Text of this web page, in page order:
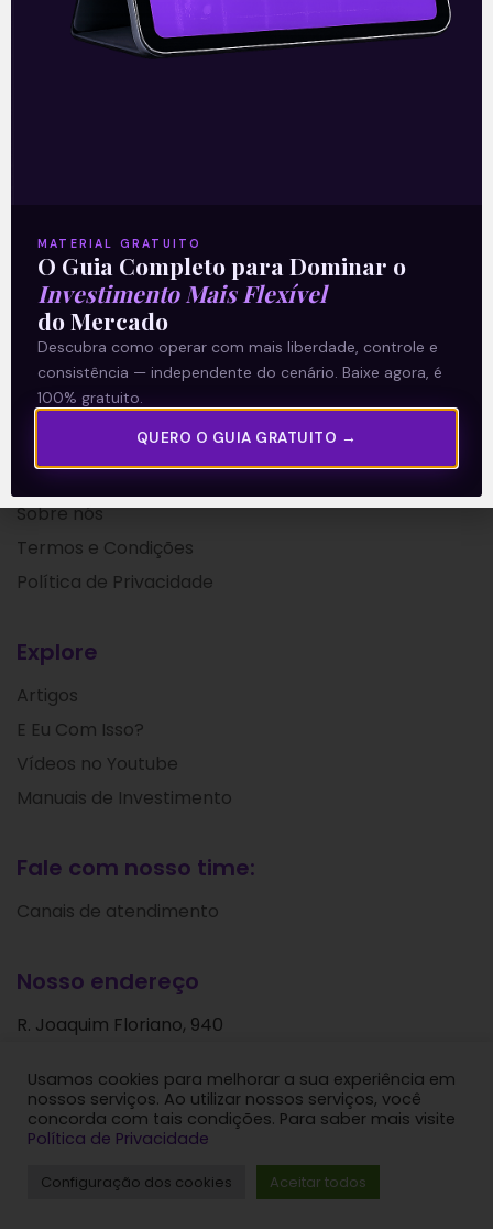
Resultado da Adidas do 1T21
07/05/2021
A Levante
Sobre nós
Termos e Condições
Política de Privacidade
Explore
Artigos
E Eu Com Isso?
Vídeos no Youtube
Manuais de Investimento
Fale com nosso time:
Canais de atendimento
Nosso endereço
R. Joaquim Floriano, 940
São Paulo - SP
CEP: 04534-004
Levante Ideias de Investimentos © 2024. Todos os
direitos reservados.
Usamos cookies para melhorar a sua experiência em
nossos serviços. Ao utilizar nossos serviços, você
concorda com tais condições. Para saber mais visite
Política de Privacidade
Configuração dos cookies Aceitar todos
MATERIAL GRATUITO
O Guia Completo para Dominar o
Investimento Mais Flexível
do Mercado
Descubra como operar com mais liberdade, controle e
consistência — independente do cenário. Baixe agora, é
100% gratuito.
QUERO O GUIA GRATUITO →